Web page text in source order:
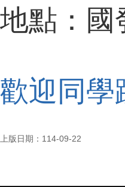
班
學
國
家
研
地點：國
歡迎同學
上版日期：114-09-22